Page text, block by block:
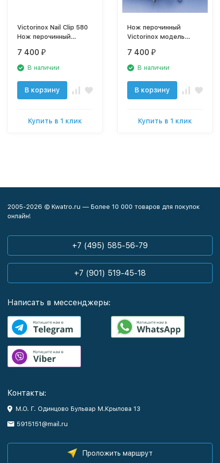
Victorinox Nail Clip 580
Нож перочинный
7 400 ₽
В наличии
В корзину
Купить в 1 клик
Нож перочинный
Victorinox модель
7 400 ₽
В наличии
В корзину
Купить в 1 клик
2005-2026 © Kwatro.ru — Более 10 000 товаров для покупок
онлайн!
+7 (495) 585-56-79
+7 (901) 519-45-18
Написать в мессенджеры:
Контакты:
М.О. Г. Одинцово Бульвар М.Крылова 13
5915151@mail.ru
Проложить маршрут